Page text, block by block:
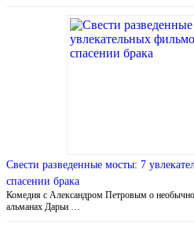
Свести разведенные мосты: 7
спасении брака
Комедия с Александром Петровым о
альманах Дарьи …